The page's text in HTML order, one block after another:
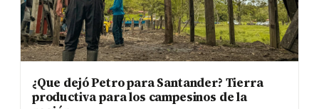
¿Que dejó Petro para Santander? Tierra
productiva para los campesinos de la